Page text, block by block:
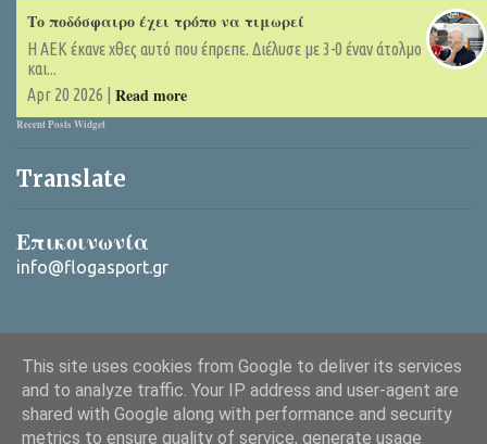
Το ποδόσφαιρο έχει τρόπο να τιμωρεί
Η ΑΕΚ έκανε χθες αυτό που έπρεπε. Διέλυσε με 3-0 έναν άτολμο
και...
Apr 20 2026 | Read more
Recent Posts Widget
Translate
Επικοινωνία
info@flogasport.gr
This site uses cookies from Google to deliver its services
and to analyze traffic. Your IP address and user-agent are
shared with Google along with performance and security
metrics to ensure quality of service, generate usage